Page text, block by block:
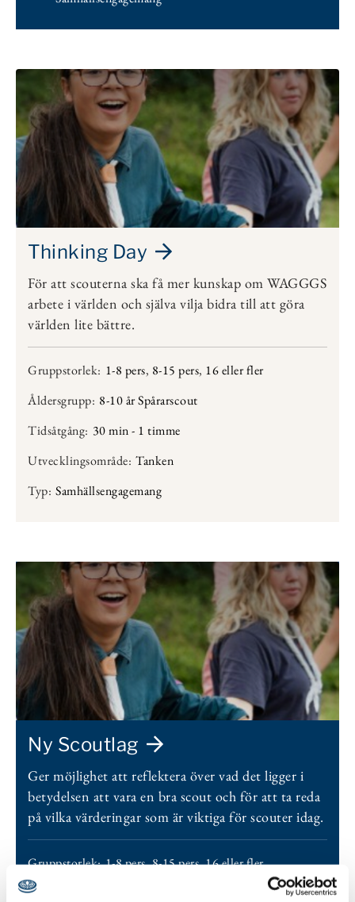
Thinking Day
För att scouterna ska få mer kunskap om WAGGGS
arbete i världen och själva vilja bidra till att göra
världen lite bättre.
Gruppstorlek: 1-8 pers, 8-15 pers, 16 eller fler
Åldersgrupp: 8-10 år Spårarscout
Tidsåtgång: 30 min - 1 timme
Utvecklingsområde: Tanken
Typ: Samhällsengagemang
Ny Scoutlag
Ger möjlighet att reflektera över vad det ligger i
betydelsen att vara en bra scout och för att ta reda
på vilka värderingar som är viktiga för scouter idag.
Gruppstorlek: 1-8 pers,8-15 pers,16 eller fler
Åldersgrupp:
12-15 år